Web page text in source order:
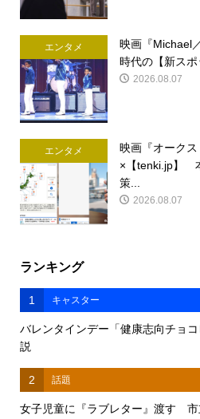
エンタメ
映画『Michael
時代の【新ス
2026.08.07
エンタメ
映画『オークス
×【tenki.jp】
策...
2026.08.07
ランキング
1 キャスター
バレンタインデー「健康志向チョ
説
2 話題
女子児童に『ラブレター』渡す